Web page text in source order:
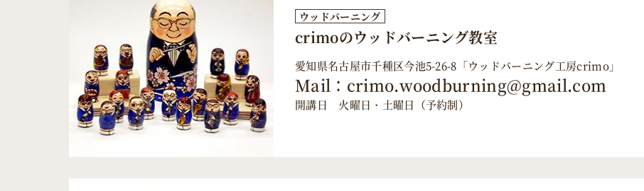
ウッドバーニング
crimoのウッドバーニング教室
愛知県名古屋市千種区今池5-26-8「ウッドバーニング工房crimo」
Mail：crimo.woodburning@gmail.com
開講日 火曜日・土曜日（予約制）